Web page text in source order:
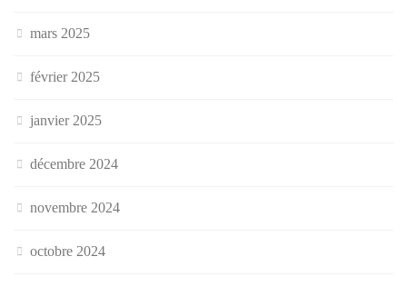
mars 2025
février 2025
janvier 2025
décembre 2024
novembre 2024
octobre 2024